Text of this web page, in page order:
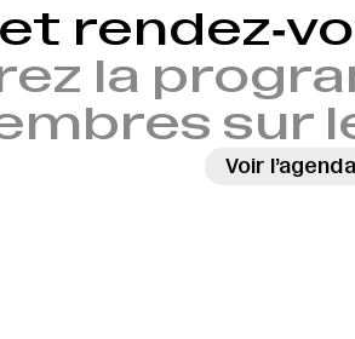
la
sur
Voir l’agenda